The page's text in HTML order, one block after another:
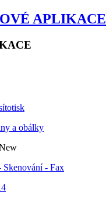
APLIKACE
a obálky
- Fax